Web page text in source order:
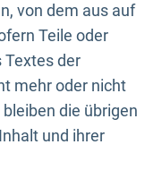
von dem aus auf
Teile oder
Textes der
mehr oder nicht
die übrigen
und ihrer